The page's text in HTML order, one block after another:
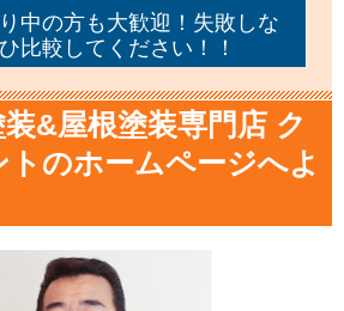
中の方も大歓迎！失敗しな
比較してください！！
&屋根塗装専門店 ク
トのホームページへよ